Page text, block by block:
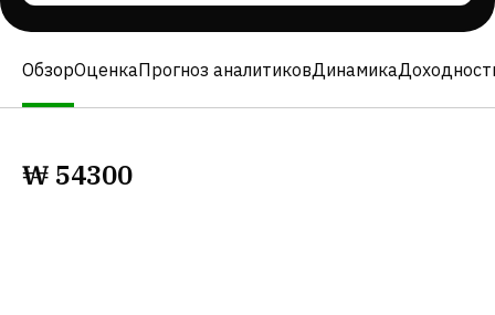
ОбзорОценкаПрогноз аналитиковДинамика
₩ 54300